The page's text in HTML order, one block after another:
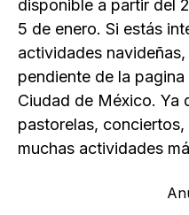
disponible a partir del
5 de enero. Si estás
actividades
pendiente de la
Ciudad de México. Ya
pastorelas,
muchas actividades